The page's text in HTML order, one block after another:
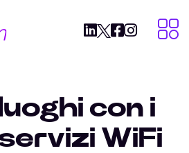
con i
WiFi